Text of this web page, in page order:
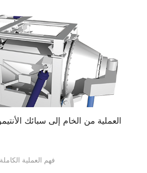
العملية من الخام إلى سبائك
فهم العملية